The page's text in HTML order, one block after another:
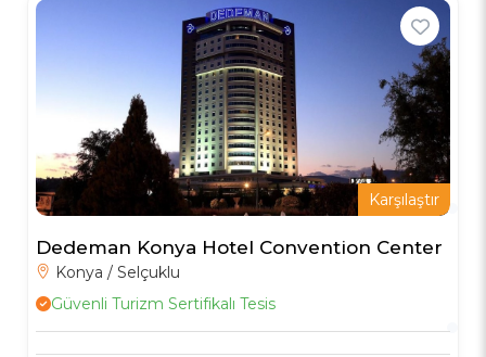
Karşılaştır
Dedeman Konya Hotel Convention Center
Konya / Selçuklu
Güvenli Turizm Sertifikalı Tesis